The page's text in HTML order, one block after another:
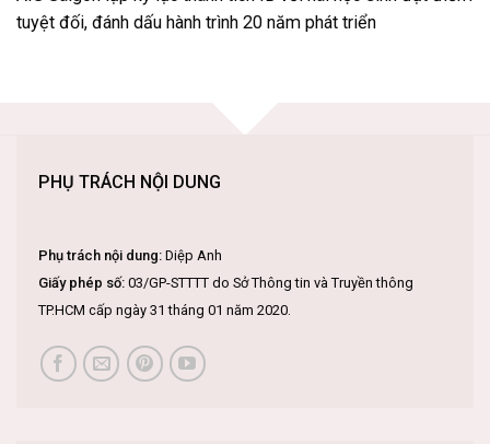
tuyệt đối, đánh dấu hành trình 20 năm phát triển
PHỤ TRÁCH NỘI DUNG
Phụ trách nội dung: Diệp Anh
Giấy phép số: 03/GP-STTTT do Sở Thông tin và Truyền thông
TP.HCM cấp ngày 31 tháng 01 năm 2020.